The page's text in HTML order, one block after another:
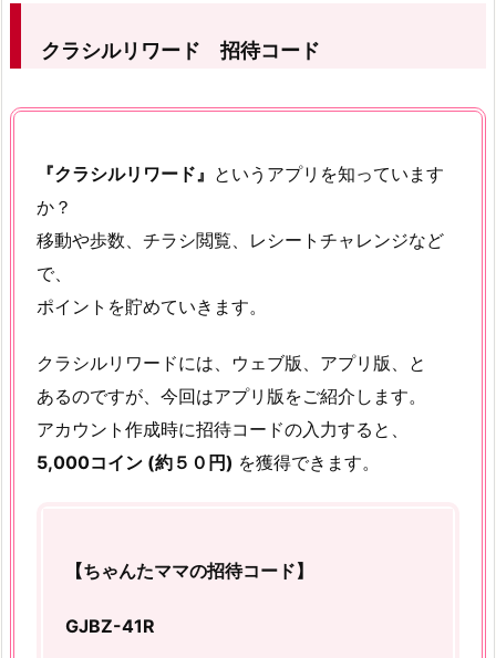
クラシルリワード 招待コード
『クラシルリワード』 というアプリを知っています
か？
移動や歩数、チラシ閲覧、レシートチャレンジなど
で、
ポイントを貯めていきます。
クラシルリワードには、ウェブ版、アプリ版、と
あるのですが、今回はアプリ版をご紹介します。
アカウント作成時に招待コードの入力すると、
5,000コイン (約５０円) を獲得できます。
【ちゃんたママの招待コード】
GJBZ-41R